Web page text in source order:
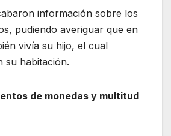
información sobre los
pudiendo averiguar que en
vivía su hijo, el cual
su habitación.
de monedas y multitud